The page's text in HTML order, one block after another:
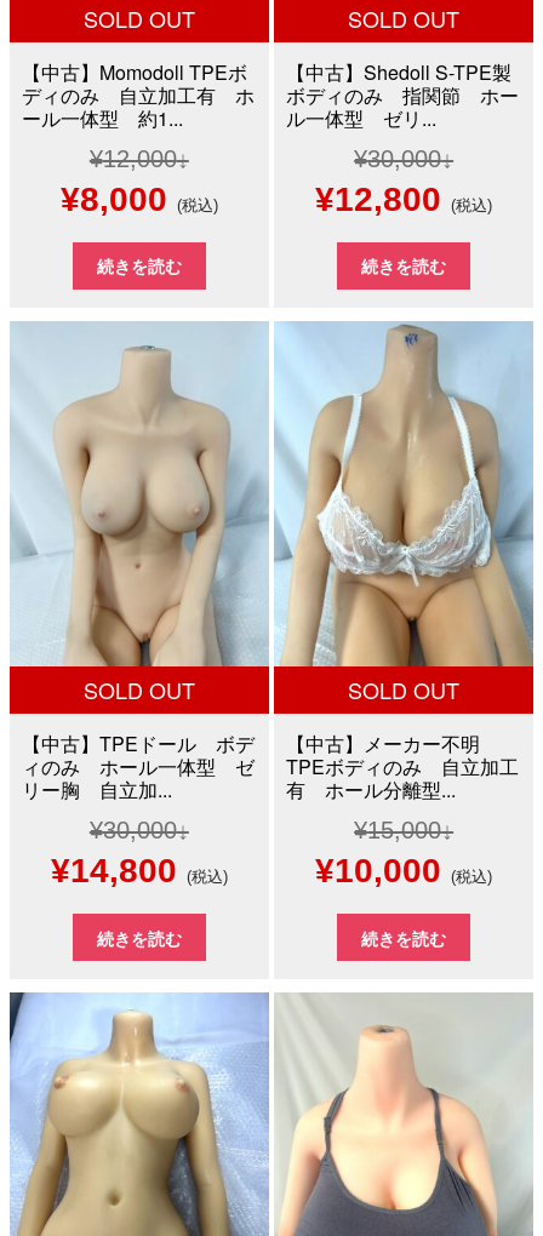
SOLD OUT
【中古】Momodoll TPEボ
ディのみ 自立加工有 ホ
ール一体型 約1...
¥12,000
元
の
価
は
¥12,000
で
し
た。
¥8,000現
在
の
価
格
は
¥8,000
で
す。
(税込)
続きを読む
SOLD OUT
【中古】Shedoll S-TPE製
ボディのみ 指関節 ホー
ル一体型 ゼリ...
¥30,000
元
の
価
は
¥30,000
で
し
た。
¥12,800 現
在
の
格
は
で
す。
(税込)
続きを読む
SOLD OUT
【中古】TPEドール ボデ
ィのみ ホール一体型 ゼ
リー胸 自立加...
¥30,000
元
の
価
は
¥30,000
で
し
¥14,800現
在
の
格
は
¥14,800
で
(税込)
続きを読む
SOLD OUT
【中古】メーカー不明
TPEボディのみ 自立加工
有 ホール分離型...
¥15,000
元
の
価
¥15,000
で
し
¥10,000 現
在
の
は
で
(税込)
続きを読む